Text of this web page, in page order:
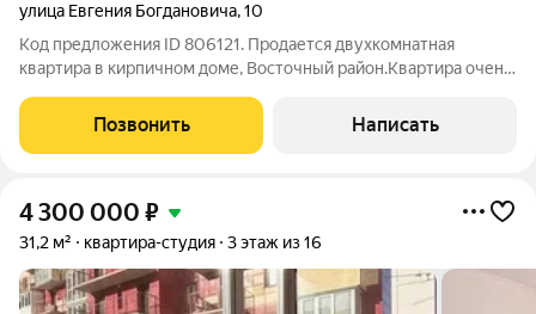
улица Евгения Богдановича,10
Код предложения ID 806121. Продается двухкомнатная
квартира в кирпичном доме, Восточный район.Квартира очень
квартире сделан косметический ремонт.Планировка квартиры
удобная, комнаты
Позвонить Написать
4 300 000 ₽
31,2 м² квартира-студия 3 этаж из 16